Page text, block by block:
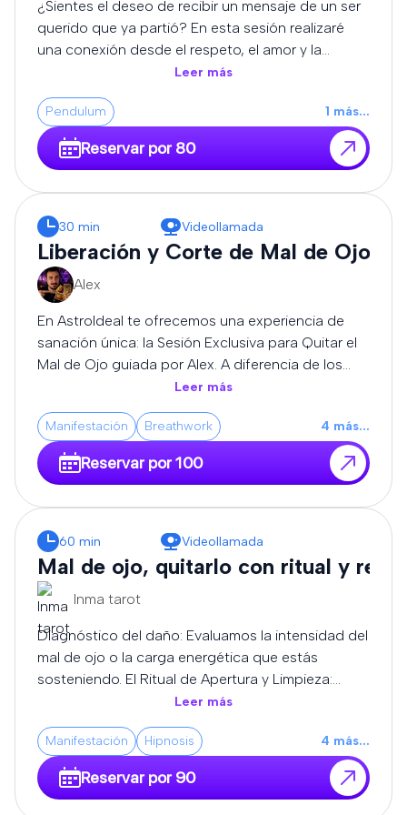
podrás realizar preguntas relacionadas con la
consulta.
¿Sientes el deseo de recibir un mensaje de un ser
querido que ya partió? En esta sesión realizaré
una conexión desde el respeto, el amor y la
sensibilidad, utilizando mi intuición y percepción
espiritual para transmitir los mensajes que puedan
llegar durante la consulta. Cada experiencia es
única y diferente. No puedo garantizar la
comunicación con una persona concreta ni un
finalizar, si el momento lo permite, podrás realizar
preguntas relacionadas con el mensaje recibido.
Leer más
Pendulum 1 más...
Reservar por 80
30 min Videollamada
Liberación y Corte de Mal de Ojo
Alex
En AstroIdeal te ofrecemos una experiencia de
sanación única: la Sesión Exclusiva para Quitar el
Mal de Ojo guiada por Alex. A diferencia de los
métodos estandarizados, Alex trabaja desde la
canalización pura y la transmutación de alta
frecuencia, adaptando cada sesión a la carga
exacta que sostiene tu campo áurico.
Leer más
Manifestación Breathwork 4 más...
Reservar por 100
60 min Videollamada
Mal de ojo, quitarlo con ritual y
Inma tarot
Diagnóstico del daño: Evaluamos la intensidad del
mal de ojo o la carga energética que estás
sosteniendo. El Ritual de Apertura y Limpieza:
Utilizamos elementos consagrados (como velas,
aceites y resinas sagradas) para absorber y
neutralizar las frecuencias bajas que te rodean.
Rezos de Corte y Liberación: Recitamos oraciones
y decretos ancestrales de protección para
Leer más
Manifestación Hipnosis 4 más...
Reservar por 90